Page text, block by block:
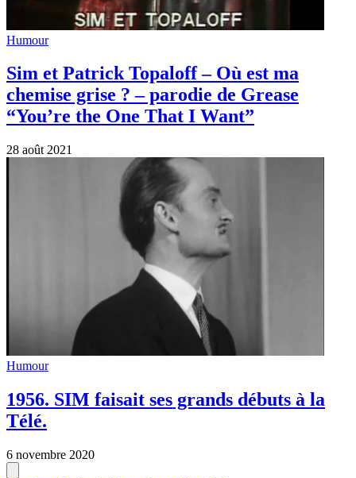
Humour
Sim et Patrick Topaloff – Où est ma
chemise grise ? – parodie de Grease
“You’re the One That I Want”
28 août 2021
Humour
1956. SIM faisait ses grands débuts à la
Télé.
6 novembre 2020